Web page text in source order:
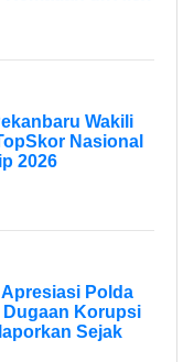
Wakili
Nasional
2026
Polda
Dugaan Korupsi
Sejak